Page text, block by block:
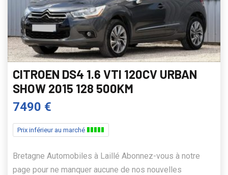
CITROEN DS4 1.6 VTI 120CV URBAN
SHOW 2015 128 500KM
7490 €
Prix inférieur au marché
Bretagne Automobiles à Laillé Abonnez-vous à notre
page pour ne manquer aucune de nos nouvelles